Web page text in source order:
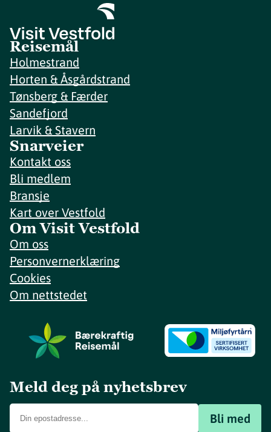
Reisemål
Holmestrand
Horten & Åsgårdstrand
Tønsberg & Færder
Sandefjord
Larvik & Stavern
Snarveier
Kontakt oss
Bli medlem
Bransje
Kart over Vestfold
Om Visit Vestfold
Om oss
Personvernerklæring
Cookies
Om nettstedet
Meld deg på nyhetsbrev
Bli med